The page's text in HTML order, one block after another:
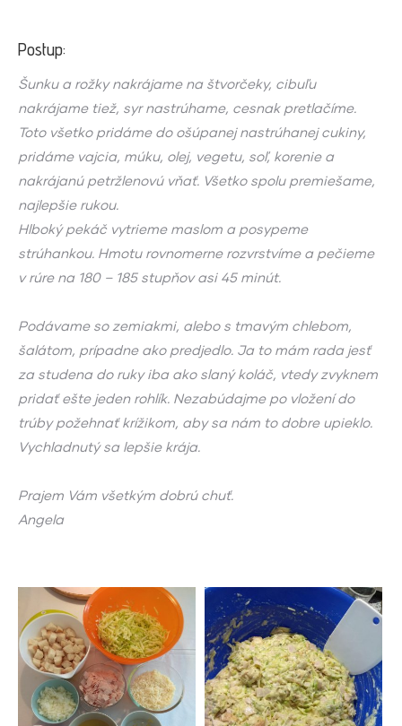
Postup:
Šunku a rožky nakrájame na štvorčeky, cibuľu
nakrájame tiež, syr nastrúhame, cesnak pretlačíme.
Toto všetko pridáme do ošúpanej nastrúhanej cukiny,
pridáme vajcia, múku, olej, vegetu, soľ, korenie a
nakrájanú petržlenovú vňať. Všetko spolu premiešame,
najlepšie rukou.
Hlboký pekáč vytrieme maslom a posypeme
strúhankou. Hmotu rovnomerne rozvrstvíme a pečieme
v rúre na 180 – 185 stupňov asi 45 minút.
Podávame so zemiakmi, alebo s tmavým chlebom,
šalátom, prípadne ako predjedlo. Ja to mám rada jesť
za studena do ruky iba ako slaný koláč, vtedy zvyknem
pridať ešte jeden rohlík. Nezabúdajme po vložení do
trúby požehnať krížikom, aby sa nám to dobre upieklo.
Vychladnutý sa lepšie krája.
Prajem Vám všetkým dobrú chuť.
Angela